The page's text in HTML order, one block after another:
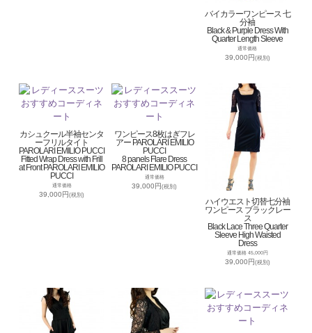
バイカラーワンピース 七
分袖
Black & Purple Dress With
Quarter Length Sleeve
通常価格
39,000円(税別)
カシュクール半袖センタ
ーフリルタイト
PAROLARI EMILIO PUCCI
Fitted Wrap Dress with Frill
at Front PAROLARI EMILIO
PUCCI
通常価格
39,000円(税別)
ワンピース8枚はぎフレ
アー PAROLARI EMILIO
PUCCI
8 panels Flare Dress
PAROLARI EMILIO PUCCI
通常価格
39,000円(税別)
ハイウエスト切替七分袖
ワンピース ブラックレー
ス
Black Lace Three Quarter
Sleeve High Waisted
Dress
通常価格 45,000円
39,000円(税別)